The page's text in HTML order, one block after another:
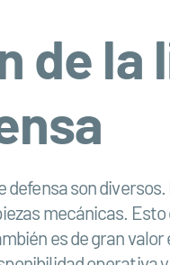
de la
son
mecánicas.
es de gran